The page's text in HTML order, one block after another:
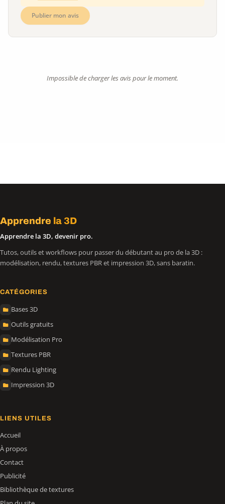
Publier mon avis
Impossible de charger les avis pour le moment.
Apprendre la 3D
Apprendre la 3D, devenir pro.
Tutos, outils et workflows pour passer du débutant au pro de la 3D :
modélisation, rendu, textures PBR et impression 3D, sans baratin.
CATÉGORIES
Bases 3D
Outils gratuits
Modélisation Pro
Textures PBR
Rendu Lighting
Impression 3D
LIENS UTILES
Accueil
À propos
Contact
Publicité
Bibliothèque de textures